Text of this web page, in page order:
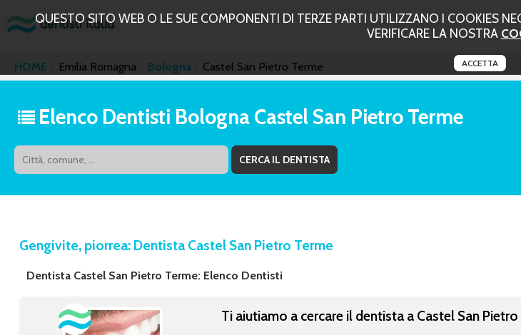
QUESTO SITO WEB O LE SUE COMPONENTI DI TERZE PARTI UTILIZZANO I COOKIES
VERIFICARE LA NOSTRA
ACCETTA
HOME Emilia Romagna Bologna Castel San Pietro Terme
Elenco Dentisti Bologna Castel San Pietro Terme
Gengivite, piorrea: Dentista Castel San Pietro Terme
Dentista Castel San Pietro Terme: Elenco Dentisti
Ti aiutiamo a cercare il dentista a Castel San